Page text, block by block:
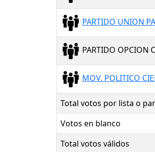
PARTIDO UNION
PARTIDO OPCION
MOV. POLITICO
Total votos por lista o
Votos en blanco
Total votos válidos